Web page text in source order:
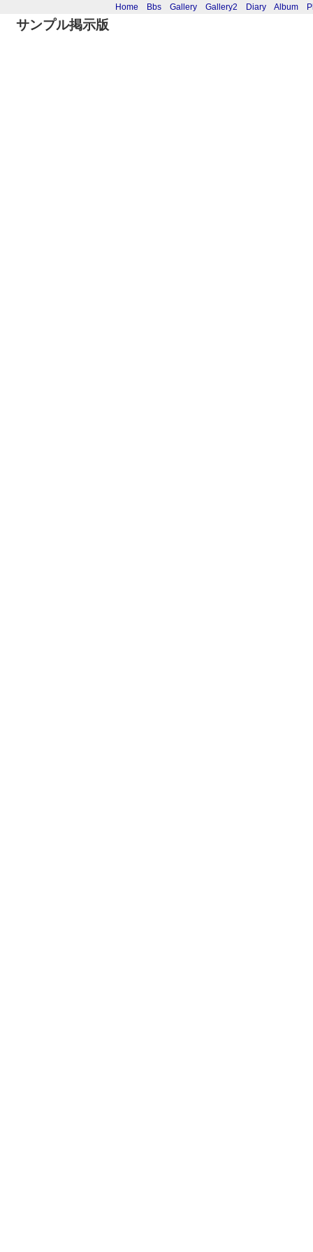
Home Bbs Gallery Gallery2 Diary Album
サンプル掲示版